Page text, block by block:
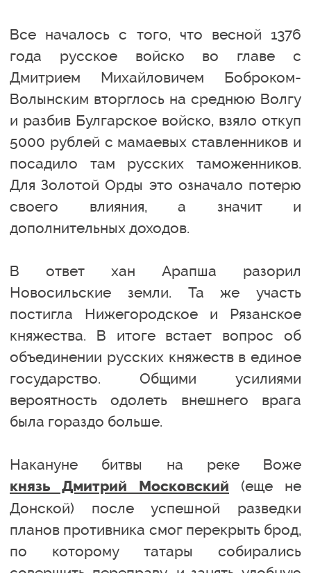
Все началось с того, что весной 1376
года русское войско во главе с
Дмитрием Михайловичем Боброком-
Волынским вторглось на среднюю Волгу
и разбив Булгарское войско, взяло откуп
5000 рублей с мамаевых ставленников и
посадило там русских таможенников.
Для Золотой Орды это означало потерю
своего влияния, а значит и
дополнительных доходов.
В ответ хан Арапша разорил
Новосильские земли. Та же участь
постигла Нижегородское и Рязанское
княжества. В итоге встает вопрос об
объединении русских княжеств в единое
государство. Общими усилиями
вероятность одолеть внешнего врага
была гораздо больше.
Накануне битвы на реке Воже
князь Дмитрий Московский (еще не
Донской) после успешной разведки
планов противника смог перекрыть брод,
по которому татары собирались